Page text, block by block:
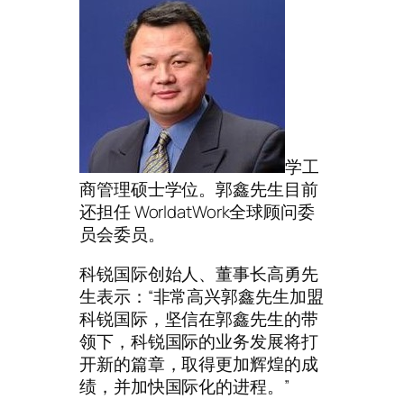
学工
商管理硕士学位。郭鑫先生目前
还担任 WorldatWork全球顾问委
员会委员。
科锐国际创始人、董事长高勇先
生表示：“非常高兴郭鑫先生加盟
科锐国际，坚信在郭鑫先生的带
领下，科锐国际的业务发展将打
开新的篇章，取得更加辉煌的成
绩，并加快国际化的进程。”